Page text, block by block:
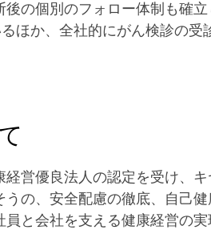
後の個別のフォロー体制も確
ほか、全社的にがん検診の
経営優良法人の認定を受け、
うの、安全配慮の徹底、自己
員と会社を支える健康経営の